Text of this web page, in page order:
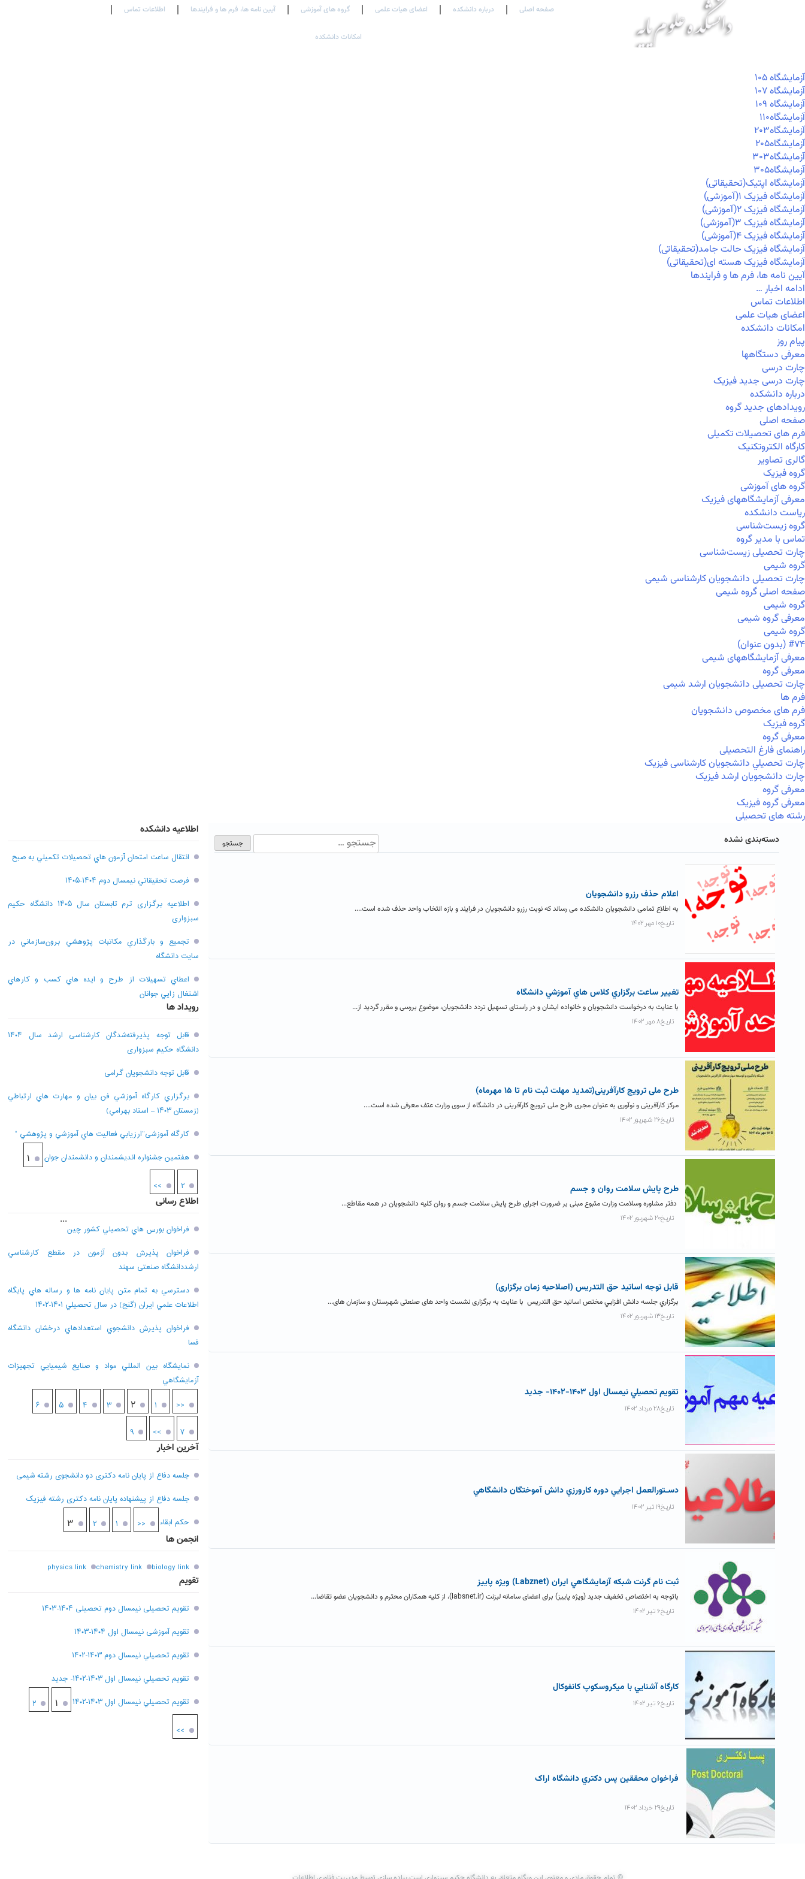
صفحه اصلی درباره دانشکده اعضای هیات علمی گروه های آموزشی آیین نامه ها، فرم ها و فرایندها اطلاعات تماس
امکانات دانشکده
آزمايشگاه ۱۰۵
آزمايشگاه ۱۰۷
آزمايشگاه ۱۰۹
آزمايشگاه۱۱۰
آزمايشگاه۲۰۳
آزمايشگاه۲۰۵
آزمايشگاه۳۰۳
آزمايشگاه۳۰۵
آزمایشگاه اپتیک(تحقیقاتی)
آزمایشگاه فیزیک ۱(آموزشی)
آزمایشگاه فیزیک ۲(آموزشی)
آزمایشگاه فیزیک ۳(آموزشی)
آزمایشگاه فیزیک ۴(آموزشی)
آزمایشگاه فیزیک حالت جامد(تحقیقاتی)
آزمایشگاه فیزیک هسته ای(تحقیقاتی)
آیین نامه ها، فرم ها و فرایندها
ادامه اخبار …
اطلاعات تماس
اعضای هیات علمی
امکانات دانشکده
پیام روز
معرفی دستگاهها
چارت درسی
چارت درسی جدید فیزیک
درباره دانشکده
رویدادهای جدید گروه
صفحه اصلی
فرم های تحصیلات تکمیلی
کارگاه الکتروتکنیک
گالری تصاویر
گروه فیزیک
گروه های آموزشی
معرفی آزمایشگاههای فیزیک
ریاست دانشکده
گروه زیست‌شناسی
تماس با مدیر گروه
چارت تحصیلی زیست‌شناسی
گروه شیمی
چارت تحصیلی دانشجویان کارشناسی شیمی
صفحه اصلی گروه شیمی
گروه شیمی
معرفی گروه شیمی
گروه شیمی
#۷۴ (بدون عنوان)
معرفی آزمایشگاههای شیمی
معرفی گروه
چارت تحصیلی دانشجویان ارشد شیمی
فرم ها
فرم های مخصوص دانشجویان
گروه فیزیک
معرفی گروه
راهنمای فارغ التحصیلی
چارت تحصيلي دانشجویان کارشناسی فیزیک
چارت دانشجویان ارشد فیزیک
معرفی گروه
معرفی گروه فیزیک
رشته های تحصیلی
دسته‌بندی نشده
اعلام حذف رزرو دانشجويان
به اطلاع تمامی دانشجویان دانشکده می رساند که نوبت رزرو دانشجویان در فرایند و بازه انتخاب واحد حذف شده است....
تاریخ۱۰ مهر ۱۴۰۲
تغيير ساعت برگزاري کلاس هاي آموزشي دانشگاه
با عنایت به درخواست دانشجویان و خانواده ایشان و در راستای تسهیل تردد دانشجویان، موضوع بررسی و مقرر گردید از...
تاریخ۸ مهر ۱۴۰۲
طرح ملی ترویج کارآفرینی(تمدید مهلت ثبت نام تا ۱۵ مهرماه)
مرکز کارآفرینی و نوآوری به عنوان مجری طرح ملی ترویج کارآفرینی در دانشگاه از سوی وزارت عتف معرفی شده است....
تاریخ۲۶ شهریور ۱۴۰۲
طرح پايش سلامت روان و جسم
دفتر مشاوره وسلامت وزارت متبوع مبنی بر ضرورت اجرای طرح پایش سلامت جسم و روان کلیه دانشجویان در همه مقاطع...
تاریخ۲۰ شهریور ۱۴۰۲
قابل توجه اساتید حق التدریس (اصلاحیه زمان برگزاری)
برگزاري جلسه دانش افزايي مختص اساتيد حق التدريس با عنایت به برگزاری نشست واحد های صنعتی شهرستان و سازمان های...
تاریخ۱۳ شهریور ۱۴۰۲
تقويم تحصيلي نيمسال اول ۱۴۰۳-۱۴۰۲- جديد
تاریخ۲۸ مرداد ۱۴۰۲
دسـتورالعمل اجرايي دوره کارورزي دانش آموختگان دانشگاهي
تاریخ۱۹ تیر ۱۴۰۲
ثبت نام گرنت شبکه آزمايشگاهي ايران (Labznet) ویژه پاییز
باتوجه به اختصاص تخفیف جدید (ویژه پاییز) برای اعضای سامانه لبزنت (labsnet.ir)، از کلیه همکاران محترم و دانشجویان عضو تقاضا...
تاریخ۶ تیر ۱۴۰۲
کارگاه آشنايي با ميکروسکوپ کانفوکال
تاریخ۶ تیر ۱۴۰۲
فراخوان محققين پس دکتري دانشگاه اراک
تاریخ۲۹ خرداد ۱۴۰۲
اطلاعیه دانشکده
انتقال ساعت امتحان آزمون هاي تحصيلات تکميلي به صبح
فرصت تحقيقاتي نیمسال دوم ۱۴۰۴-۱۴۰۵
اطلاعیه برگزاری ترم تابستان سال ۱۴۰۵ دانشگاه حکیم
سبزواری
تجميع و بارگذاري مکاتبات پژوهشي برون‌سازماني در
سايت دانشگاه
اعطاي تسهيلات از طرح و ايده هاي کسب و کارهاي
اشتغال زايي جوانان
رویداد ها
قابل توجه پذیرفته‌شدگان کارشناسی ارشد سال ۱۴۰۴
دانشگاه حکیم سبزواری
قابل توجه دانشجویان گرامی
برگزاري کارگاه آموزشي فن بيان و مهارت هاي ارتباطي
(زمستان ۱۴۰۳ – استاد بهرامي)
کارگاه آموزشی”ارزيابي فعاليت هاي آموزشي و پژوهشي “
هفتمين جشنواره انديشمندان و دانشمندان جوان
۱
۲ >>
اطلاع رسانی
فراخوان بورس هاي تحصيلي کشور چين
فراخوان پذيرش بدون آزمون در مقطع کارشناسي
ارشددانشگاه صنعتی سهند
دسترسي به تمام متن پايان نامه ها و رساله هاي پايگاه
اطلاعات علمي ايران (گنج) در سال تحصيلي ۱۴۰۱-۱۴۰۲
فراخوان پذيرش دانشجوي استعدادهاي درخشان دانشگاه
فسا
نمايشگاه بين المللي مواد و صنايع شيميايي تجهيزات
آزمايشگاهي
<< ۱ ۲ ۳ ۴ ۵ ۶
۷
...
۹ >>
آخرین اخبار
جلسه دفاع از پایان نامه دکتری دو دانشجوی رشته شیمی
جلسه دفاع از پیشنهاده پایان نامه دکتری رشته فیزیک
حکم ابقاء
<< ۱ ۲ ۳
انجمن ها
biology link
chemistry link
physics link
تقویم
تقویم تحصیلی نیمسال دوم تحصیلی ۱۴۰۴-۱۴۰۳
تقویم آموزشی نیمسال اول ۱۴۰۴-۱۴۰۳
تقويم تحصيلي نيمسال دوم ۱۴۰۳-۱۴۰۲
تقويم تحصيلي نيمسال اول ۱۴۰۳-۱۴۰۲- جديد
تقويم تحصيلي نيمسال اول ۱۴۰۳-۱۴۰۲
۱ ۲
>>